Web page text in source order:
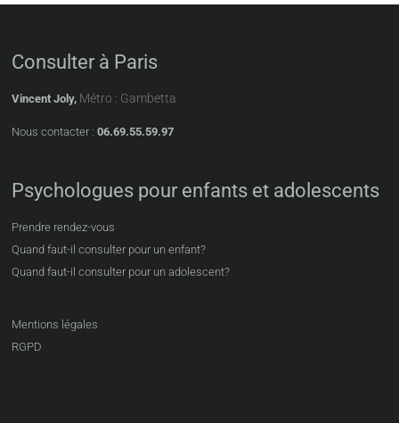
Consulter à Paris
Vincent Joly, Métro : Gambetta
Nous contacter : 06.69.55.59.97
Psychologues pour enfants et adolescents
Prendre rendez-vous
Quand faut-il consulter pour un enfant?
Quand faut-il consulter pour un adolescent?
Mentions légales
RGPD